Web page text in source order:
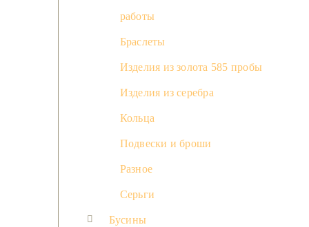
работы
Браслеты
Изделия из золота 585 пробы
Изделия из серебра
Кольца
Подвески и броши
Разное
Серьги
Бусины